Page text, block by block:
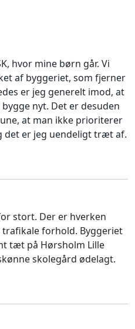
hvor mine børn går. Vi
af byggeriet, som fjerner
er jeg generelt imod, at
nyt. Det er desuden
at man ikke prioriterer
det er jeg uendeligt træt af.
stort. Der er hverken
forhold. Byggeriet
tæt på Hørsholm Lille
skolegård ødelagt.